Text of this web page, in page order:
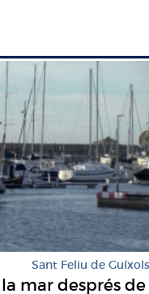
Sant Feliu de Guíxols
mar després de